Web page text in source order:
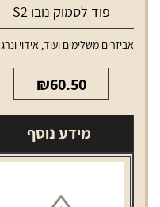
פוד לסמוק נובו S2
אביזרים משלימים ועוד, אידוי ונרגילות
₪60.50
מידע נוסף